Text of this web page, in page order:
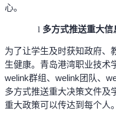
心。
l 多方式推送重大
为了让学生及时获知政府、
生健康。青岛港湾职业技术
welink群组、welink团队、
多方式推送重大决策文件及
重大政策可以传达到每个人。